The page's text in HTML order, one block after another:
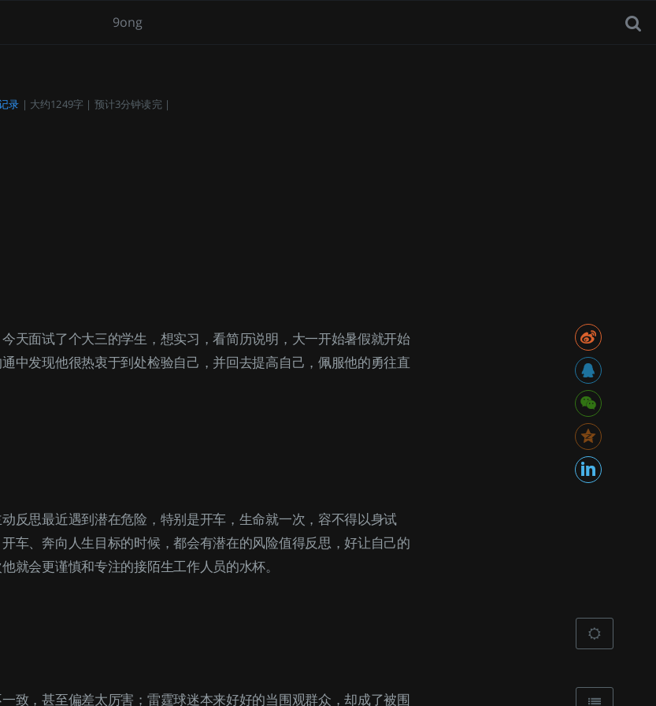
9ong
录 | 大约1249字 | 预计3分钟读完 |
天面试了个大三的学生，想实习，看简历说明，大一开始暑假就开始
中发现他很热衷于到处检验自己，并回去提高自己，佩服他的勇往直
反思最近遇到潜在危险，特别是开车，生命就一次，容不得以身试
车、奔向人生目标的时候，都会有潜在的风险值得反思，好让自己的
就会更谨慎和专注的接陌生工作人员的水杯。
致，甚至偏差太厉害；雷霆球迷本来好好的当围观群众，却成了被围